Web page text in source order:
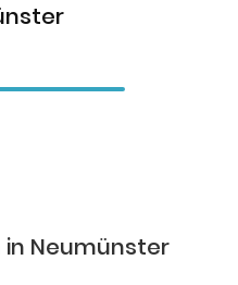
in Neumünster